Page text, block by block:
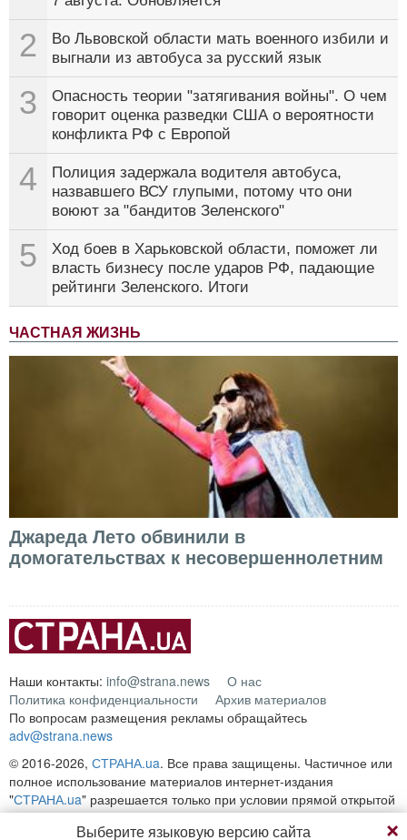
2
Во Львовской области мать военного избили и
выгнали из автобуса за русский язык
3
Опасность теории "затягивания войны". О чем
говорит оценка разведки США о вероятности
конфликта РФ с Европой
4
Полиция задержала водителя автобуса,
назвавшего ВСУ глупыми, потому что они
воюют за "бандитов Зеленского"
5
Ход боев в Харьковской области, поможет ли
власть бизнесу после ударов РФ, падающие
рейтинги Зеленского. Итоги
ЧАСТНАЯ ЖИЗНЬ
Джареда Лето обвинили в
домогательствах к несовершеннолетним
Наши контакты: info@strana.news
О нас
Политика конфиденциальности
Архив материалов
По вопросам размещения рекламы обращайтесь
adv@strana.news
© 2016-2026, СТРАНА.ua. Все права защищены. Частичное или
полное использование материалов интернет-издания
"СТРАНА.ua" разрешается только при условии прямой открытой
для поисковых систем гиперссылки на непосредственный адрес
материала на сайтеstrana.ua
Выберите языковую версию сайта